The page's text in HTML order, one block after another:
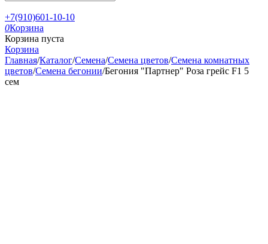
+7(910)601-10-10
0Корзина
Корзина пуста
Корзина
Главная/Каталог/Семена/Семена цветов/Семена комнатных
цветов/Семена бегонии/Бегония "Партнер" Роза грейс F1 5
сем